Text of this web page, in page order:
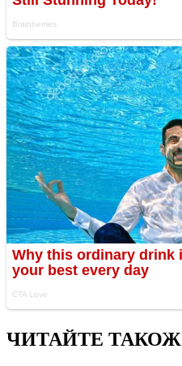
ЧИТАЙТЕ ТАКОЖ